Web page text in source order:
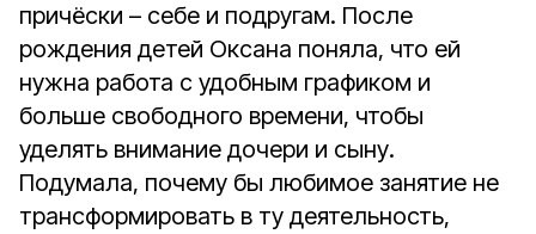
причёски – себе и подругам. После
рождения детей Оксана поняла, что ей
нужна работа с удобным графиком и
больше свободного времени, чтобы
уделять внимание дочери и сыну.
Подумала, почему бы любимое занятие не
трансформировать в ту деятельность,